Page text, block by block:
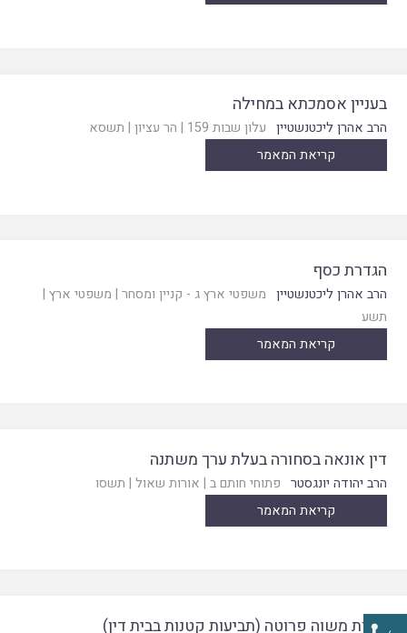
בעניין אסמכתא במחילה
הרב אהרן ליכטנשטיין עלון שבות 159 | הר עציון | תשסא
קריאת המאמר
הגדרת כסף
הרב אהרן ליכטנשטיין משפטי ארץ ג - קניין ומסחר | משפטי ארץ |
תשע
קריאת המאמר
דין אונאה בסחורה בעלת ערך משתנה
הרב יהודה יונגסטר פתוחי חותם ב | אורות שאול | תשסו
קריאת המאמר
פחות משוה פרוטה (תביעות קטנות בבית דין)